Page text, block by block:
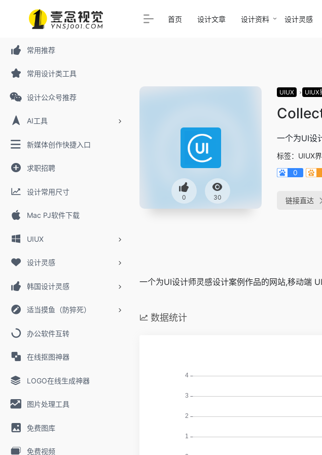
常用推荐
常用设计类工具
设计公众号推荐
AI工具
新媒体创作快捷入口
求职招聘
设计常用尺寸
Mac PJ软件下载
UIUX
设计灵感
韩国设计灵感
适当摸鱼（防猝死）
办公软件互转
在线抠图神器
LOGO在线生成神器
图片处理工具
免费图库
免费视频
首页 设计文章 设计资料 设计灵感
0 30
UIUX UIUX
一个为UI设
标签： UIUX
0
链接直达
一个为UI设计师灵感设计案例作品的网站,移动端
数据统计